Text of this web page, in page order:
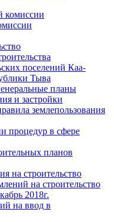
комиссии
поселений Каа-
Тыва
планы
и застройки
землепользования
процедур в сфере
планов
на строительство
на строительство
2018г.
на ввод в